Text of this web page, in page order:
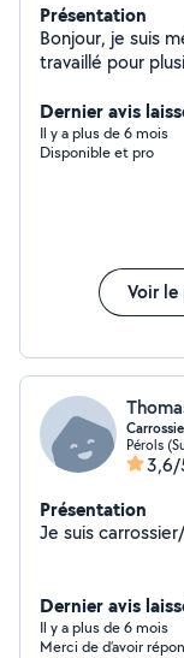
Présentation
Bonjour, je suis
travaillé pour
nécessaires et
rechange.
une question.
Dernier avis
Il y a plus de 6 mois
Disponible et pro
Voir
Pérols
3,6/
Présentation
Je suis
Dernier avis
Il y a plus de 6 mois
Merci de d’avoir